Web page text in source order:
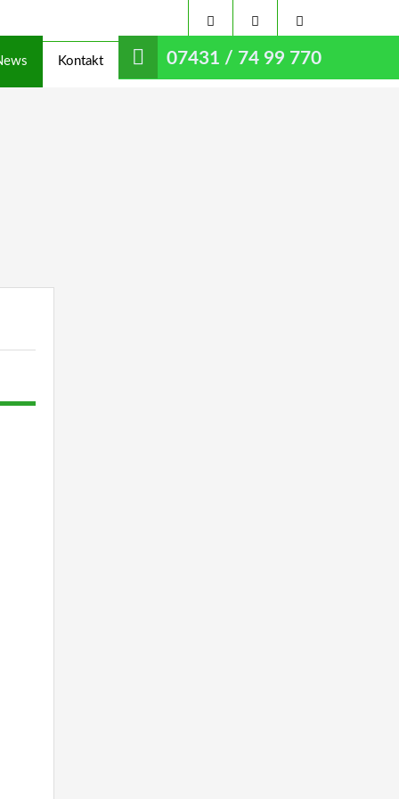
07431 / 74 99 770
Kontakt